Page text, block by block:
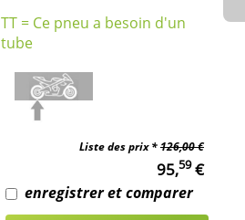
TT = Ce pneu a besoin d'un
tube
Liste des prix *126,00 €
95,59€
enregistrer et comparer